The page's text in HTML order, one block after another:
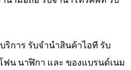
ริการ รับจำนำสินค้าไอที รับ
น นาฬิกา และ ของแบรนด์เนม